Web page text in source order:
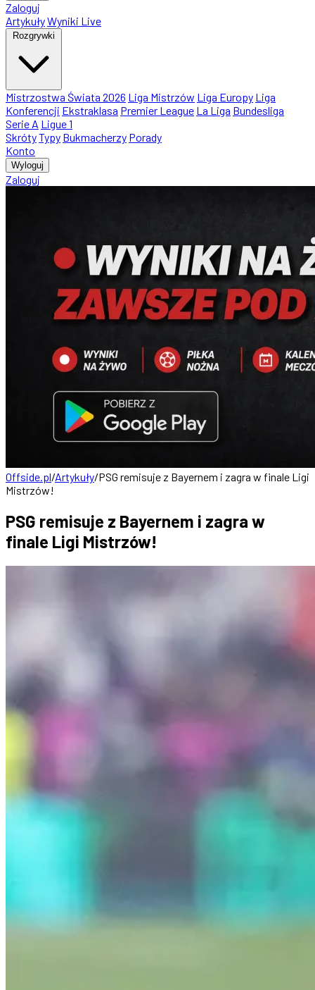
Zaloguj
ArtykułyWyniki Live
Rozgrywki
Mistrzostwa Świata 2026 Liga Mistrzów Liga Europy Liga
Konferencji Ekstraklasa Premier League La Liga Bundesliga
Serie A Ligue 1
SkrótyTypy Bukmacherzy Porady
Konto
Wyloguj
Zaloguj
Offside.pl/Artykuły/PSG remisuje z Bayernem i zagra w finale Ligi
Mistrzów!
PSG remisuje z Bayernem i zagra w
finale Ligi Mistrzów!